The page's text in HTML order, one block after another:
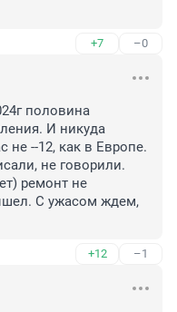
+7 –0
половина
И никуда
не --12, как в Европе.
не говорили.
ремонт не
С ужасом ждем,
+12 –1